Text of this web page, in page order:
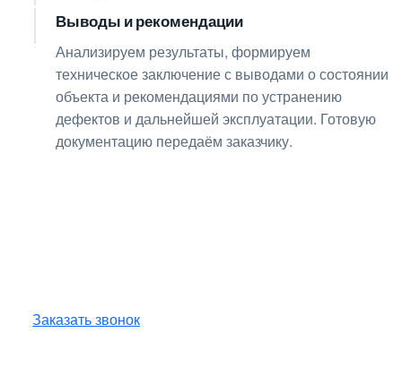
Выводы и рекомендации
Анализируем результаты, формируем
техническое заключение с выводами о состоянии
объекта и рекомендациями по устранению
дефектов и дальнейшей эксплуатации. Готовую
документацию передаём заказчику.
Заказать звонок